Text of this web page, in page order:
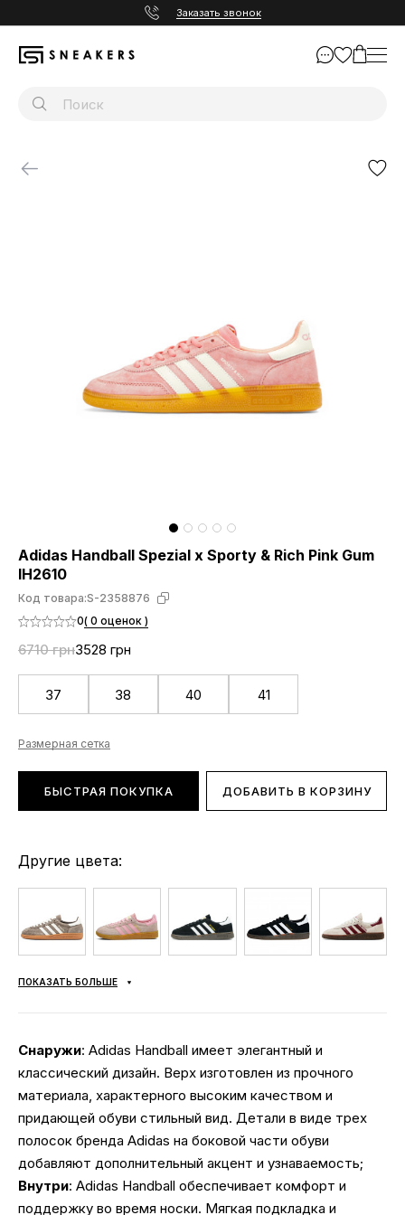
Заказать звонок
Adidas Handball Spezial x Sporty & Rich Pink Gum
IH2610
Код товара:S-2358876
0( 0 оценок )
6710 грн3528 грн
37 38 40 41
Размерная сетка
БЫСТРАЯ ПОКУПКА ДОБАВИТЬ В КОРЗИНУ
Другие цвета:
ПОКАЗАТЬ БОЛЬШЕ
Снаружи: Adidas Handball имеет элегантный и
классический дизайн. Верх изготовлен из прочного
материала, характерного высоким качеством и
придающей обуви стильный вид. Детали в виде трех
полосок бренда Adidas на боковой части обуви
добавляют дополнительный акцент и узнаваемость;
Внутри: Adidas Handball обеспечивает комфорт и
поддержку во время носки. Мягкая подкладка и